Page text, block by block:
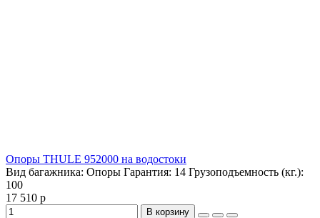
Опоры THULE 952000 на водостоки
Вид багажника: Опоры Гарантия: 14 Грузоподъемность (кг.):
100
17 510 р
В корзину